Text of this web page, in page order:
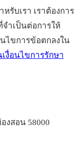
บเรา เราต้องการ
ำเป็นต่อการให้
ไขการข้อตกลงใน
งื่อนไขการรักษา
งสอน 58000